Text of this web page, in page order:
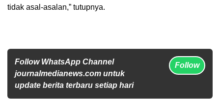
tidak asal-asalan,” tutupnya.
Follow WhatsApp Channel
journalmedianews.com untuk
update berita terbaru setiap hari
Follow